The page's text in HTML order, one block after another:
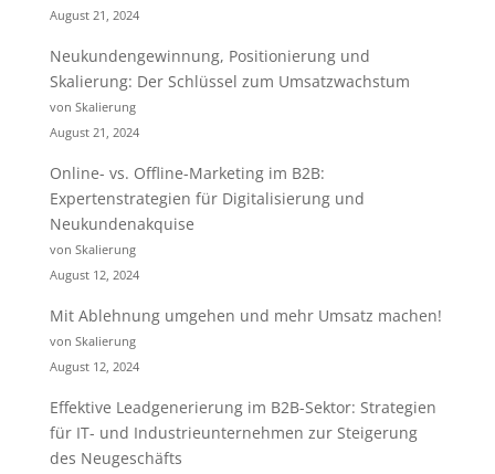
August 21, 2024
Neukundengewinnung, Positionierung und
Skalierung: Der Schlüssel zum Umsatzwachstum
von Skalierung
August 21, 2024
Online- vs. Offline-Marketing im B2B:
Expertenstrategien für Digitalisierung und
Neukundenakquise
von Skalierung
August 12, 2024
Mit Ablehnung umgehen und mehr Umsatz machen!
von Skalierung
August 12, 2024
Effektive Leadgenerierung im B2B-Sektor: Strategien
für IT- und Industrieunternehmen zur Steigerung
des Neugeschäfts